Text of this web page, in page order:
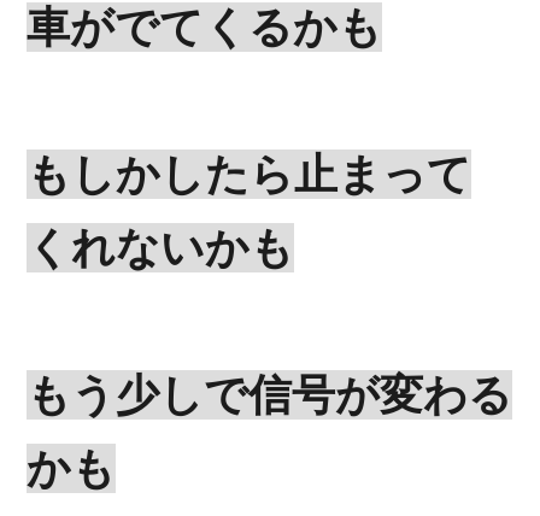
車がでてくるかも
もしかしたら止まって
くれないかも
もう少しで信号が変わる
かも